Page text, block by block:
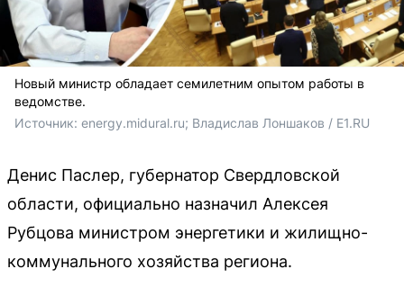
Новый министр обладает семилетним опытом работы в
ведомстве.
Источник: energy.midural.ru; Владислав Лоншаков / E1.RU
Денис Паслер, губернатор Свердловской
области, официально назначил Алексея
Рубцова министром энергетики и жилищно-
коммунального хозяйства региона.